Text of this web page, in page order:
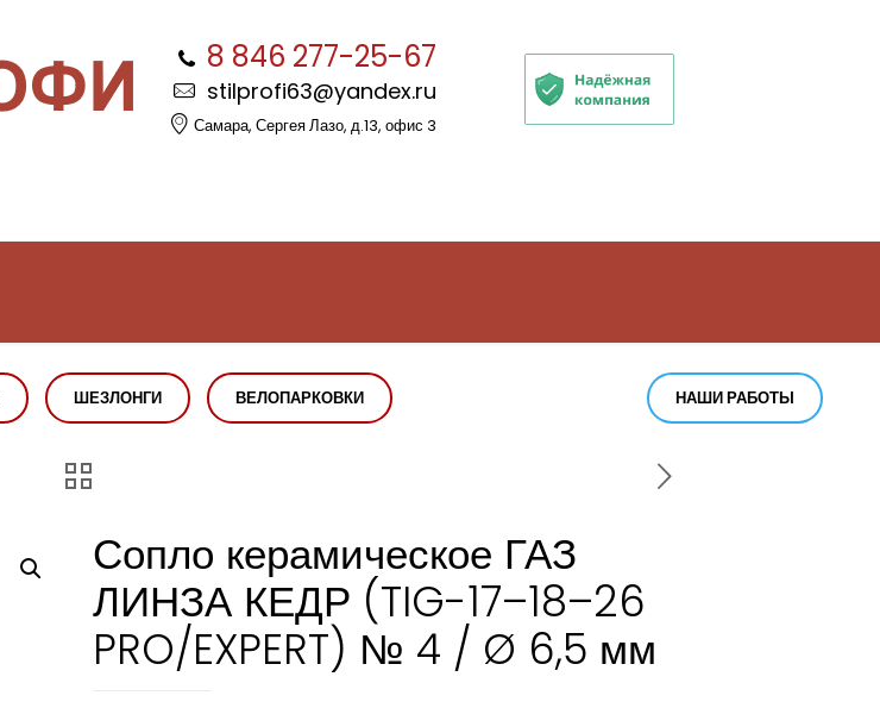
8 846 277-25-67
stilprofi63@yandex.ru
Самара, Сергея Лазо, д.13, офис 3
ШЕЗЛОНГИ ВЕЛОПАРКОВКИ НАШИ РАБОТЫ
Сопло керамическое ГАЗ
ЛИНЗА КЕДР (TIG-17–18–26
PRO/EXPERT) № 4 / Ø 6,5 мм